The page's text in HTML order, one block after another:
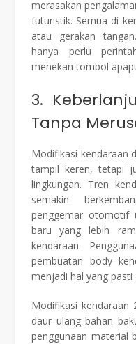
merasakan
futuristik. Semua di
atau gerakan
hanya perlu
menekan tombol
3.
Tanpa
Modifikasi kendaraan
tampil keren, tetapi
lingkungan. Tren
semakin
penggemar otomotif
baru yang lebih
kendaraan.
pembuatan body
menjadi hal yang pasti
Modifikasi kendaraan
daur ulang bahan
penggunaan material